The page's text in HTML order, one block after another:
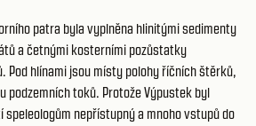
patra byla vyplněna hlinitými sedimenty
a četnými kosterními pozůstatky
Pod hlínami jsou místy polohy říčních štěrků,
podzemních toků. Protože Výpustek byl
nepřístupný a mnoho vstupů do